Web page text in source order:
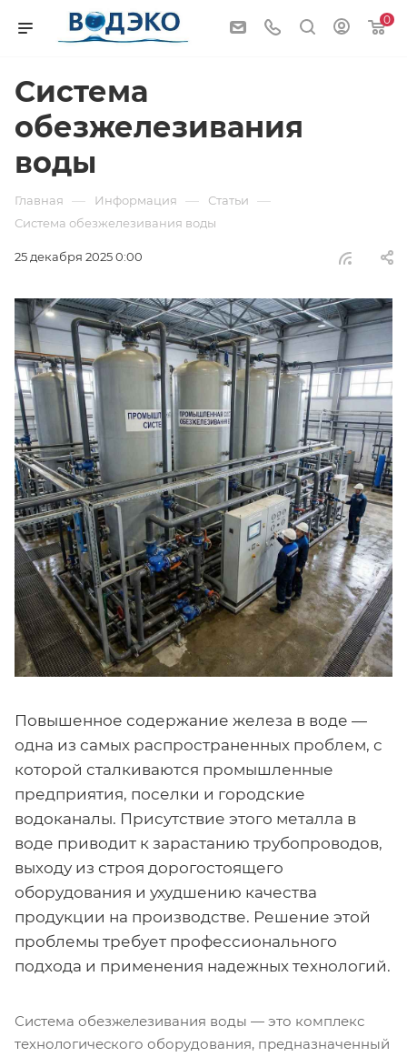
0
Система
обезжелезивания
воды
Главная — Информация — Статьи —
Система обезжелезивания воды
25 декабря 2025 0:00
Повышенное содержание железа в воде —
одна из самых распространенных проблем, с
которой сталкиваются промышленные
предприятия, поселки и городские
водоканалы. Присутствие этого металла в
воде приводит к зарастанию трубопроводов,
выходу из строя дорогостоящего
оборудования и ухудшению качества
продукции на производстве. Решение этой
проблемы требует профессионального
подхода и применения надежных технологий.
Система обезжелезивания воды — это комплекс
технологического оборудования, предназначенный